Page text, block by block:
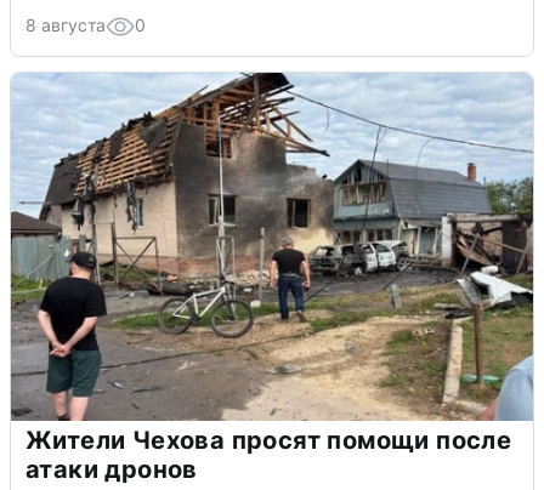
8 августа 0
Жители Чехова просят помощи после
атаки дронов